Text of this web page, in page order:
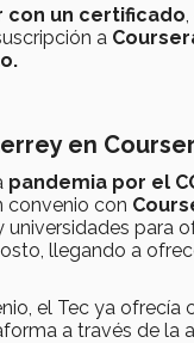
con un certificado
a
en
pandemia por el
convenio con
universidades para
llegando a
el Tec ya ofrecía
a través de la